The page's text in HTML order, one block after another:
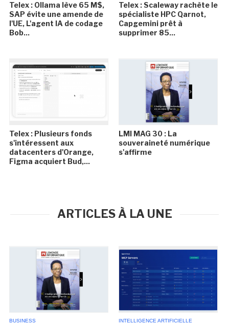
Telex : Ollama lève 65 M$,
SAP évite une amende de
l'UE, L'agent IA de codage
Bob...
Telex : Scaleway rachète le
spécialiste HPC Qarnot,
Capgemini prêt à
supprimer 85...
Telex : Plusieurs fonds
s'intéressent aux
datacenters d'Orange,
Figma acquiert Bud,...
LMI MAG 30 : La
souveraineté numérique
s'affirme
ARTICLES À LA UNE
BUSINESS INTELLIGENCE ARTIFICIELLE